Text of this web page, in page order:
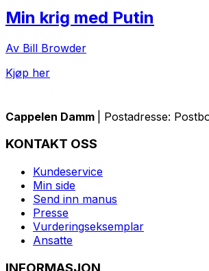
Min krig med Putin
Av Bill Browder
Kjøp her
Cappelen Damm | Postadresse:
KONTAKT OSS
Kundeservice
Min side
Send inn manus
Presse
Vurderingseksemplar
Ansatte
INFORMASJON